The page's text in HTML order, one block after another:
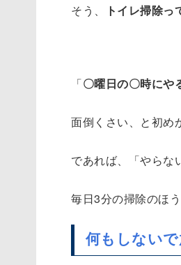
そう、 トイレ掃除っ
「〇曜日の〇時にや
面倒くさい、と初め
であれば、「やらな
毎日3分の掃除のほ
何もしない